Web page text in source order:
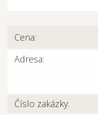
Cena:
Adresa:
Číslo zakázky: